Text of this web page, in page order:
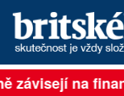
PŘIHLÁSIT
závisejí na